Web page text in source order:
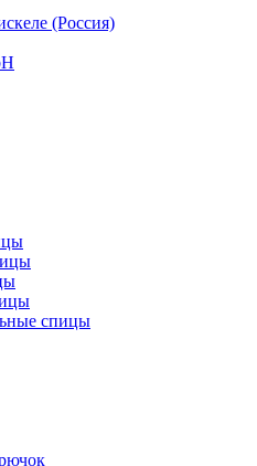
(Россия)
спицы